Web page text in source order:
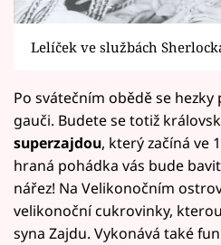
Lelíček ve službách
Po svátečním obědě se
gauči. Budete se totiž
superzajdou, který začíná ve
hraná pohádka vás bude
nářez! Na Velikonočním
velikonoční cukrovinky,
syna Zajdu. Vykonává také